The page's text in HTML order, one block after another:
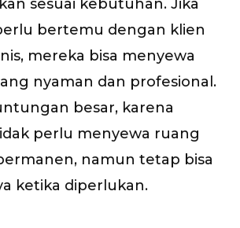
sesuai kebutuhan. Jika
bertemu dengan klien
mereka bisa menyewa
nyaman dan profesional.
besar, karena
perlu menyewa ruang
namun tetap bisa
ketika diperlukan.